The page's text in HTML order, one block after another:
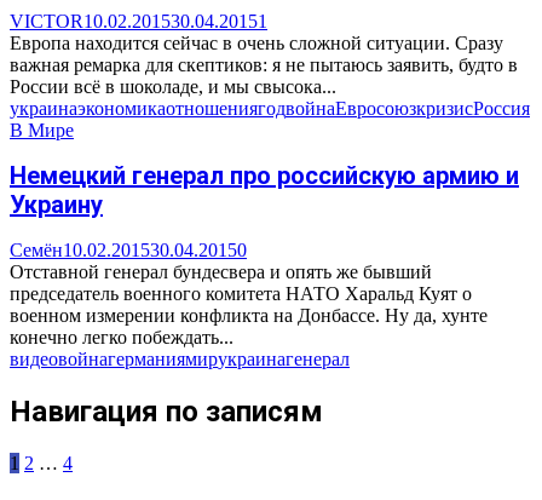
VICTOR10.02.201530.04.20151
Европа находится сейчас в очень сложной ситуации. Сразу
важная ремарка для скептиков: я не пытаюсь заявить, будто в
России всё в шоколаде, и мы свысока...
украинаэкономикаотношениягодвойнаЕвросоюзкризисРоссия
В Мире
Немецкий генерал про российскую армию и
Украину
Семён10.02.201530.04.20150
Отставной генерал бундесвера и опять же бывший
председатель военного комитета НАТО Харальд Куят о
военном измерении конфликта на Донбассе. Ну да, хунте
конечно легко побеждать...
видеовойнагерманиямирукраинагенерал
Навигация по записям
1 2 … 4